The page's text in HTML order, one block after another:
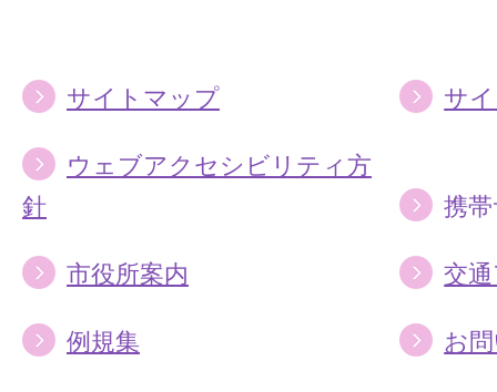
サイトマップ サ
ウェブアクセシビリティ方
針
携
市役所案内 交
例規集 お